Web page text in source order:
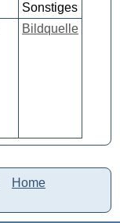
Sonstiges
Bildquelle
Home